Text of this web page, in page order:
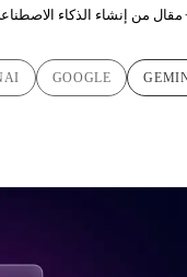
مقال من إنشاء الذكاء
GOOGLE